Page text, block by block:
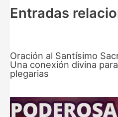
Entradas
Oración al Santísimo
Una conexión divina
plegarias